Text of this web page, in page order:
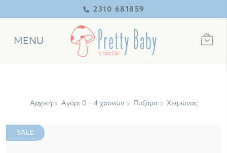
2310 681859
MENU
Αρχική Αγόρι 0 - 4 χρονών Πυζάμα Χειμώνας
SALE